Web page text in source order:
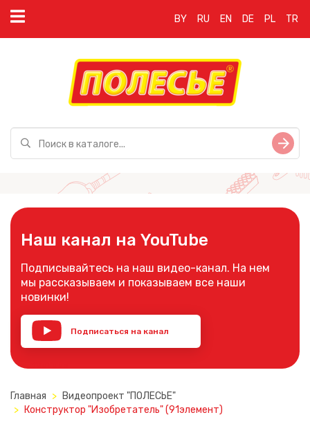
BY RU EN DE PL TR
Наш канал на YouTube
Подписывайтесь на наш видео-канал. На нем
мы рассказываем и показываем все наши
новинки!
Подписаться на канал
Главная
Видеопроект "ПОЛЕСЬЕ"
Конструктор "Изобретатель" (91элемент)